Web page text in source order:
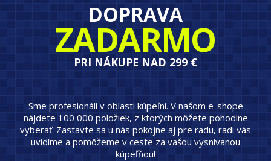
DOPRAVA
ZADARMO
PRI NÁKUPE NAD 299 €
Sme profesionáli v oblasti kúpeľní. V našom e-shope
nájdete 100 000 položiek, z ktorých môžete pohodlne
vyberať. Zastavte sa u nás pokojne aj pre radu, radi vás
uvidíme a pomôžeme v ceste za vašou vysnívanou
kúpeľňou!